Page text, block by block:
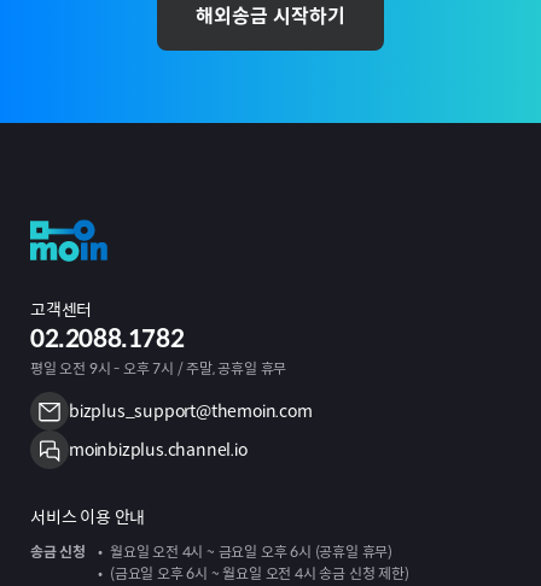
해외송금 시작하기
고객센터
02.2088.1782
평일 오전 9시 - 오후 7시 / 주말, 공휴일 휴무
bizplus_support@themoin.com
moinbizplus.channel.io
서비스 이용 안내
송금 신청
월요일 오전 4시 ~ 금요일 오후 6시 (공휴일 휴무)
(금요일 오후 6시 ~ 월요일 오전 4시 송금 신청 제한)